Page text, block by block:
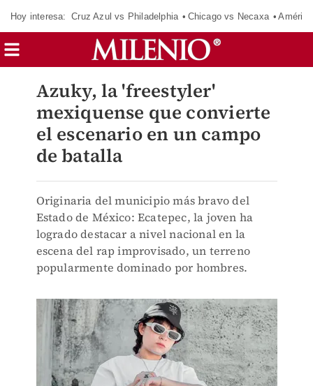
Hoy interesa: Cruz Azul vs Philadelphia Chicago vs Necaxa
Azuky, la 'freestyler'
mexiquense que convierte
el escenario en un campo
de batalla
Originaria del municipio más bravo del
Estado de México: Ecatepec, la joven ha
logrado destacar a nivel nacional en la
escena del rap improvisado, un terreno
popularmente dominado por hombres.